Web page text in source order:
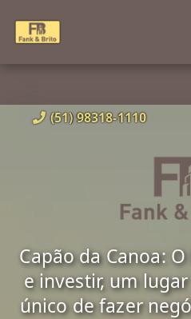
(51) 98318-1110
Capão da Canoa:
e investir, um
único de fazer